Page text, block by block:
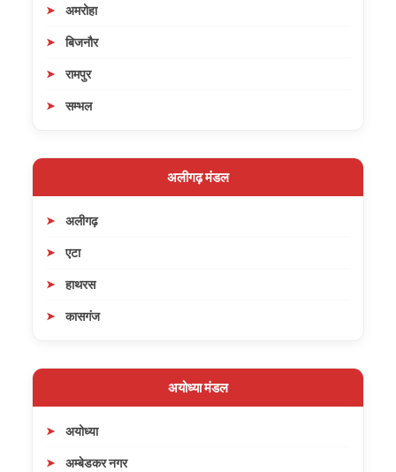
अमरोहा
बिजनौर
रामपुर
सम्भल
अलीगढ़ मंडल
अलीगढ़
एटा
हाथरस
कासगंज
अयोध्या मंडल
अयोध्या
अम्बेडकर नगर